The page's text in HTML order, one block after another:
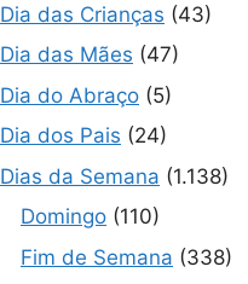
Dia das Crianças (43)
Dia das Mães (47)
Dia do Abraço (5)
Dia dos Pais (24)
Dias da Semana (1.138)
Domingo (110)
Fim de Semana (338)